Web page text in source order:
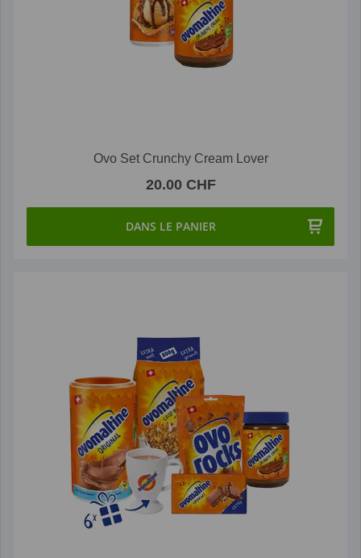
Ovo Set Crunchy Cream Lover
20.00 CHF
DANS LE PANIER